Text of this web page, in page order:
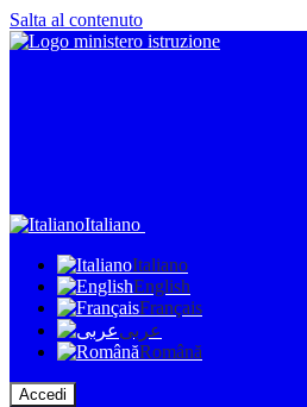
Salta al contenuto
Italiano
Italiano
English
Français
عربى
Română
Accedi